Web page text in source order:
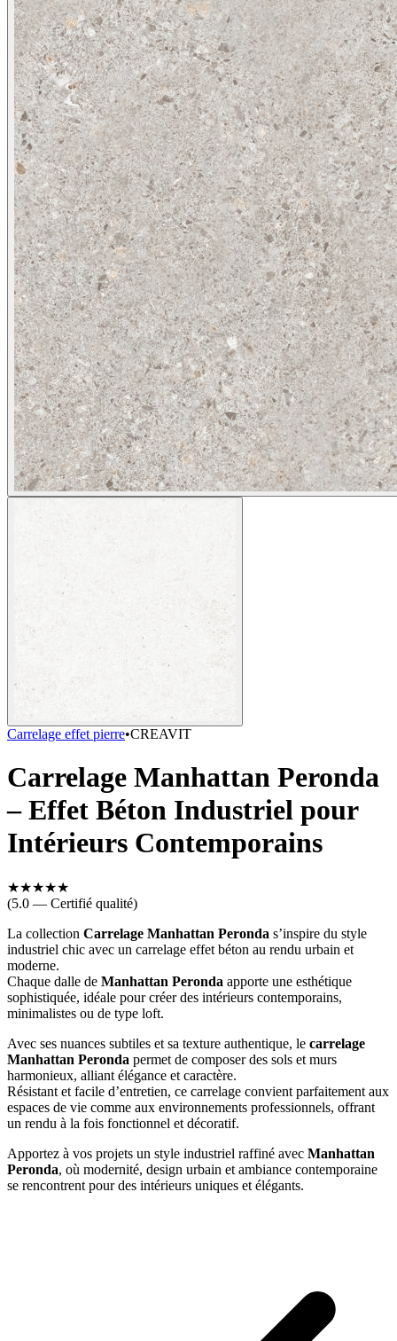
Carrelage effet pierre•CREAVIT
Carrelage Manhattan Peronda
– Effet Béton Industriel pour
Intérieurs Contemporains
★★★★★
(5.0 — Certifié qualité)
La collection Carrelage Manhattan Peronda s’inspire du style
industriel chic avec un carrelage effet béton au rendu urbain et
moderne.
Chaque dalle de Manhattan Peronda apporte une esthétique
sophistiquée, idéale pour créer des intérieurs contemporains,
minimalistes ou de type loft.
Avec ses nuances subtiles et sa texture authentique, le carrelage
Manhattan Peronda permet de composer des sols et murs
harmonieux, alliant élégance et caractère.
Résistant et facile d’entretien, ce carrelage convient parfaitement aux
espaces de vie comme aux environnements professionnels, offrant
un rendu à la fois fonctionnel et décoratif.
Apportez à vos projets un style industriel raffiné avec Manhattan
Peronda, où modernité, design urbain et ambiance contemporaine
se rencontrent pour des intérieurs uniques et élégants.